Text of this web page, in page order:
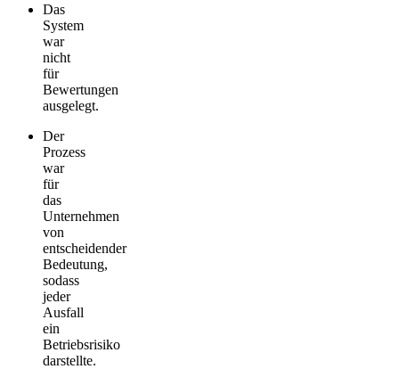
Das
System
war
nicht
für
Bewertungen
ausgelegt.
Der
Prozess
war
für
das
Unternehmen
von
entscheidender
Bedeutung,
sodass
jeder
Ausfall
ein
Betriebsrisiko
darstellte.